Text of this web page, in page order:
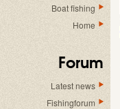
Boat fishing
Home
Forum
Latest news
Fishingforum